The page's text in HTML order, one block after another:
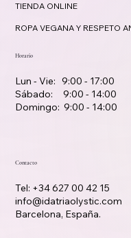
TIENDA ONLINE
ROPA VEGANA Y RESPETO
Lun - Vie: 9:00 - 17:00
Sábado: 9:00 - 14:00
Domingo: 9:00 - 14:00
Horario
Tel: +34 627 00 42 15
info@idatriaolystic.com
Barcelona, España.
Contacto